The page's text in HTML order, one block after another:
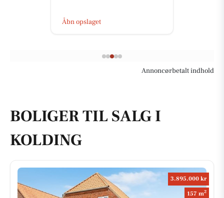
Åbn opslaget
Annoncørbetalt indhold
BOLIGER TIL SALG I
KOLDING
3.895.000 kr
157 m2